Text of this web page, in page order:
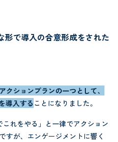
形で導入の合意形成をされた
クションプランの一つとして、
導入する ことになりました。
れをやる」と一律でアクション
すが、エンゲージメントに響く